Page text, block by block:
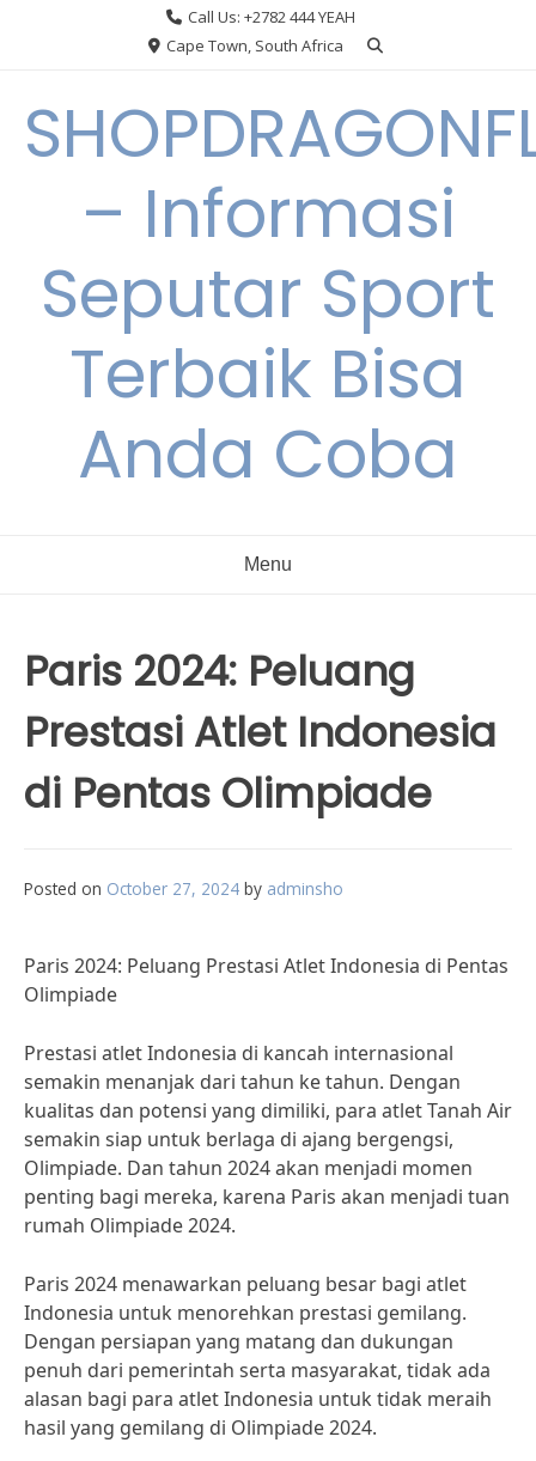
Call Us: +2782 444 YEAH
Cape Town, South Africa
– Informasi
Seputar Sport
Terbaik Bisa
Anda Coba
Menu
Paris 2024: Peluang
Prestasi Atlet Indonesia
di Pentas Olimpiade
Posted on October 27, 2024 by adminsho
Paris 2024: Peluang Prestasi Atlet Indonesia di Pentas
Olimpiade
Prestasi atlet Indonesia di kancah internasional
semakin menanjak dari tahun ke tahun. Dengan
kualitas dan potensi yang dimiliki, para atlet Tanah Air
semakin siap untuk berlaga di ajang bergengsi,
Olimpiade. Dan tahun 2024 akan menjadi momen
penting bagi mereka, karena Paris akan menjadi tuan
rumah Olimpiade 2024.
Paris 2024 menawarkan peluang besar bagi atlet
Indonesia untuk menorehkan prestasi gemilang.
Dengan persiapan yang matang dan dukungan
penuh dari pemerintah serta masyarakat, tidak ada
alasan bagi para atlet Indonesia untuk tidak meraih
hasil yang gemilang di Olimpiade 2024.